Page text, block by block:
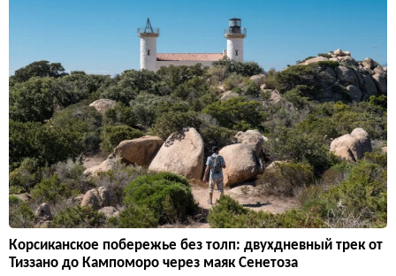
Корсиканское побережье без толп: двухдневный трек от
Тиззано до Кампоморо через маяк Сенетоза